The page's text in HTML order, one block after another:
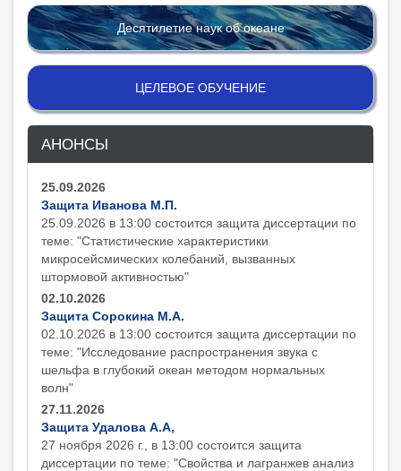
Десятилетие наук об океане
ЦЕЛЕВОЕ ОБУЧЕНИЕ
АНОНСЫ
25.09.2026
Защита Иванова М.П.
25.09.2026 в 13:00 состоится защита диcсертации по
теме: "Статистические характеристики
микросейсмических колебаний, вызванных
штормовой активностью"
02.10.2026
Защита Сорокина М.А.
02.10.2026 в 13:00 состоится защита диcсертации по
теме: "Исследование распространения звука с
шельфа в глубокий океан методом нормальных
волн"
27.11.2026
Защита Удалова А.А,
27 ноября 2026 г., в 13:00 состоится защита
диcсертации по теме: "Свойства и лагранжев анализ